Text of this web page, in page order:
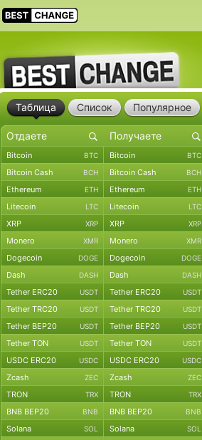
Таблица Список Популярное
Bitcoin BTC Bitcoin BTC
Bitcoin Cash BCH Bitcoin Cash BCH
Ethereum ETH Ethereum ETH
Litecoin LTC Litecoin LTC
XRP XRP XRP XRP
Monero XMR Monero XMR
Dogecoin DOGE Dogecoin DOGE
Dash DASH Dash DASH
Tether ERC20 USDT Tether ERC20 USDT
Tether TRC20 USDT Tether TRC20 USDT
Tether BEP20 USDT Tether BEP20 USDT
Tether TON USDT Tether TON USDT
USDC ERC20 USDC USDC ERC20 USDC
Zcash ZEC Zcash ZEC
TRON TRX TRON TRX
BNB BEP20 BNB BNB BEP20 BNB
Solana SOL Solana SOL